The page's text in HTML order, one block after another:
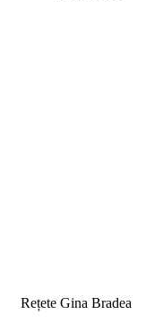
Rețete Gina Bradea